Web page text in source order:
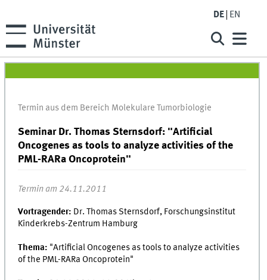
DE EN
Termin aus dem Bereich Molekulare Tumorbiologie
Seminar Dr. Thomas Sternsdorf: "Artificial
Oncogenes as tools to analyze activities of the
PML-RARa Oncoprotein"
Termin am 24.11.2011
Vortragender: Dr. Thomas Sternsdorf, Forschungsinstitut
Kinderkrebs-Zentrum Hamburg
Thema: "Artificial Oncogenes as tools to analyze activities
of the PML-RARa Oncoprotein"